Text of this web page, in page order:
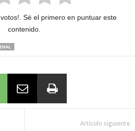
Sé el primero en puntuar este
contenido.
Artículo siguiente